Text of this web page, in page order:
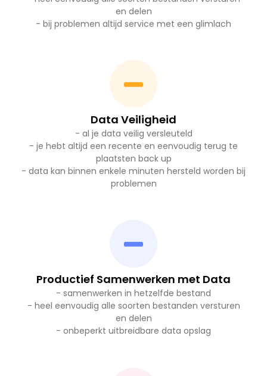
en delen
- bij problemen altijd service met een glimlach
Data Veiligheid
- al je data veilig versleuteld
- je hebt altijd een recente en eenvoudig terug te
plaatsten back up
- data kan binnen enkele minuten hersteld worden bij
problemen
Productief Samenwerken met Data
- samenwerken in hetzelfde bestand
- heel eenvoudig alle soorten bestanden versturen
en delen
- onbeperkt uitbreidbare data opslag